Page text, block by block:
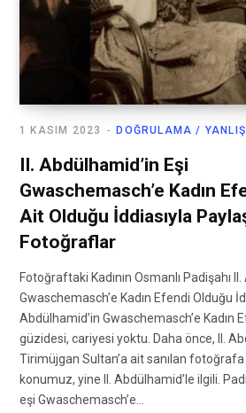
DOĞRULAMA /
1 KASIM 2023
II. Abdülhamid’in Eşi
Gwaschemasch’e Kadın
Ait Olduğu İddiasıyla
Fotoğraflar
Fotoğraftaki Kadının Osmanlı Padişahı
Gwaschemasch’e Kadın Efendi Olduğu
Abdülhamid’in Gwaschemasch’e Kadın
güzidesi, cariyesi yoktu. Daha önce, II.
Tirimüjgan Sultan’a ait sanılan
konumuz, yine II. Abdülhamid’le ilgili.
eşi Gwaschemasch’e…